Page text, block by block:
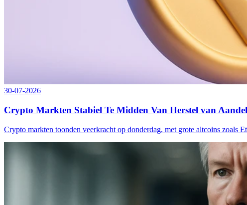
30-07-2026
Crypto Markten Stabiel Te Midden Van Herstel van
Crypto markten toonden veerkracht op donderdag, met grote altcoins zoals